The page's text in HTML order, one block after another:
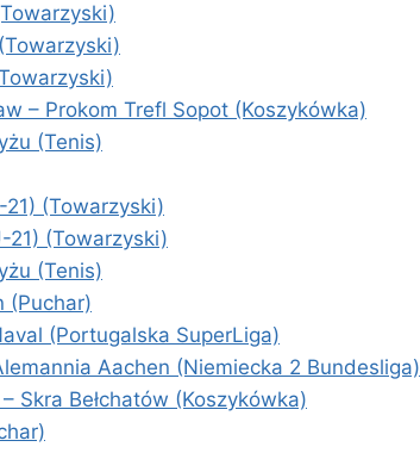
– Prokom Trefl Sopot (Koszykówka)
(Tenis)
(Towarzyski)
21) (Towarzyski)
(Tenis)
(Puchar)
(Portugalska SuperLiga)
Aachen (Niemiecka 2 Bundesliga)
Skra Bełchatów (Koszykówka)